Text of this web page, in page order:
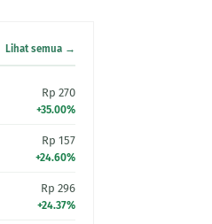
Lihat semua →
Rp 270
+35.00%
Rp 157
+24.60%
Rp 296
+24.37%